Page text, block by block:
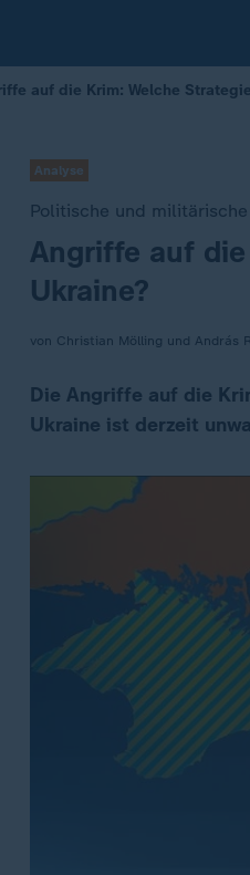
auf die Krim: Welche
Analyse
Politische und
:
Angriffe auf
Ukraine?
von Christian Mölling und András
Die Angriffe auf die
Ukraine ist derzeit